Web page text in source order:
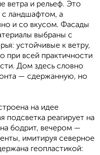
ветра и рельеф. Это
с ландшафтом, а
и со вкусом. Фасады
выбраны с
устойчивые к ветру,
при всей практичности
Дом здесь словно
— сдержанную, но
на идее
подсветка реагирует на
бодрит, вечером —
имитируя северное
геопластикой: